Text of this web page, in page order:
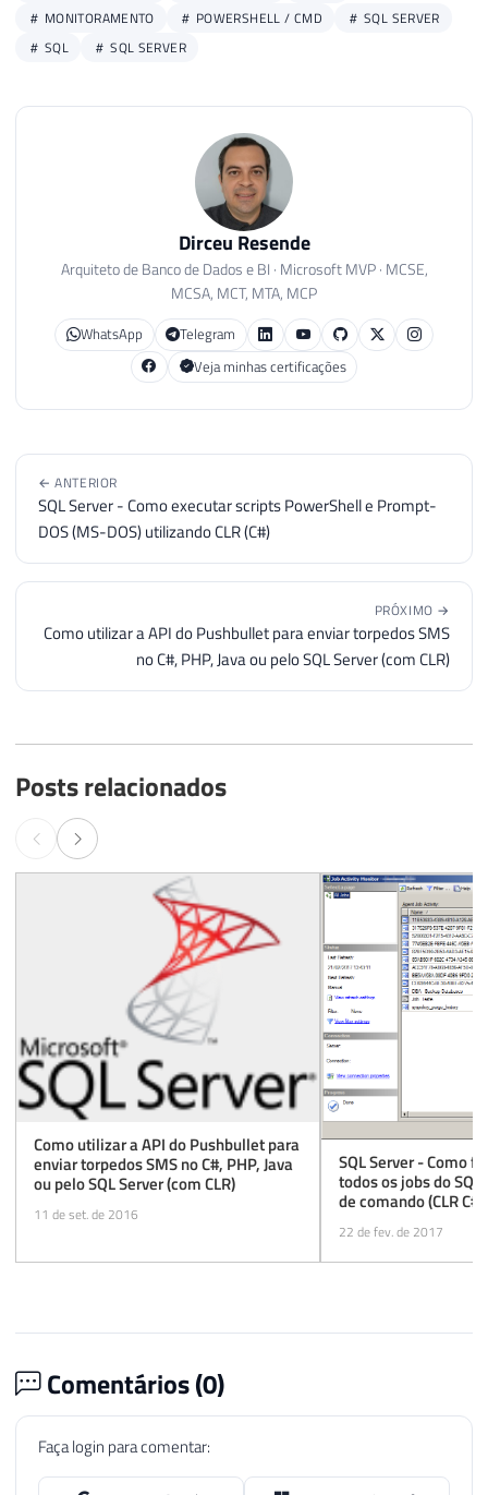
MONITORAMENTO
POWERSHELL / CMD
SQL SERVER
SQL
SQL SERVER
Dirceu Resende
Arquiteto de Banco de Dados e BI · Microsoft MVP · MCSE,
MCSA, MCT, MTA, MCP
WhatsApp
Telegram
Veja minhas certificações
← ANTERIOR
SQL Server - Como executar scripts PowerShell e Prompt-
DOS (MS-DOS) utilizando CLR (C#)
PRÓXIMO →
Como utilizar a API do Pushbullet para enviar torpedos SMS
no C#, PHP, Java ou pelo SQL Server (com CLR)
Posts relacionados
Como utilizar a API do Pushbullet para
enviar torpedos SMS no C#, PHP, Java
ou pelo SQL Server (com CLR)
11 de set. de 2016
SQL Server - Como
todos os jobs do
de comando (CLR
22 de fev. de 2017
Comentários (0)
Faça login para comentar: